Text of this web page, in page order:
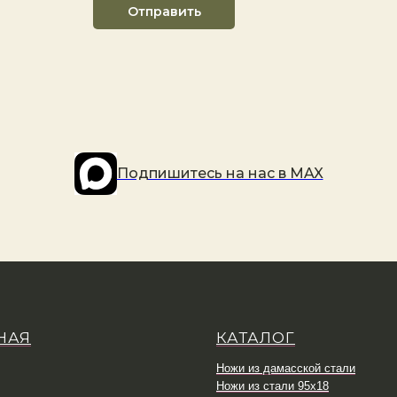
Отправить
Подпишитесь на наc в MAX
КАТАЛОГ
Ножи из дамасской стали
Ножи из стали 95х18